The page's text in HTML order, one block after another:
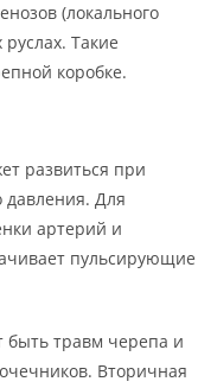
(локального
Такие
коробке.
развиться при
давления. Для
артерий и
пульсирующие
быть травм черепа и
Вторичная